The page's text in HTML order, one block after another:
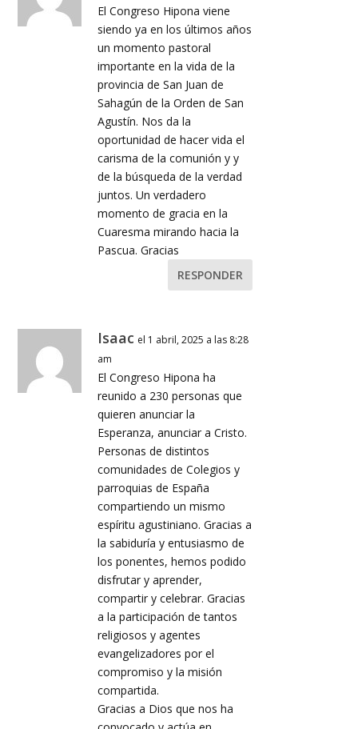
El Congreso Hipona viene
siendo ya en los últimos años
un momento pastoral
importante en la vida de la
provincia de San Juan de
Sahagún de la Orden de San
Agustín. Nos da la
oportunidad de hacer vida el
carisma de la comunión y y
de la búsqueda de la verdad
juntos. Un verdadero
momento de gracia en la
Cuaresma mirando hacia la
Pascua. Gracias
RESPONDER
Isaac el 1 abril, 2025 a las 8:28
am
El Congreso Hipona ha
reunido a 230 personas que
quieren anunciar la
Esperanza, anunciar a Cristo.
Personas de distintos
comunidades de Colegios y
parroquias de España
compartiendo un mismo
espíritu agustiniano. Gracias a
la sabiduría y entusiasmo de
los ponentes, hemos podido
disfrutar y aprender,
compartir y celebrar. Gracias
a la participación de tantos
religiosos y agentes
evangelizadores por el
compromiso y la misión
compartida.
Gracias a Dios que nos ha